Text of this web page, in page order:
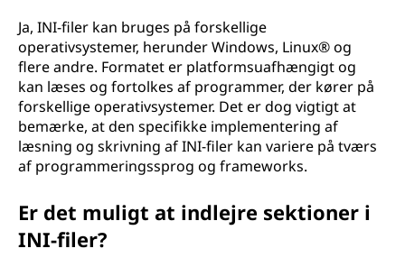
Ja, INI-filer kan bruges på forskellige
operativsystemer, herunder Windows, Linux® og
flere andre. Formatet er platformsuafhængigt og
kan læses og fortolkes af programmer, der kører på
forskellige operativsystemer. Det er dog vigtigt at
bemærke, at den specifikke implementering af
læsning og skrivning af INI-filer kan variere på tværs
af programmeringssprog og frameworks.
Er det muligt at indlejre sektioner i
INI-filer?